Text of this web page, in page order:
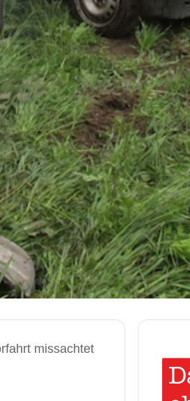
missachtet